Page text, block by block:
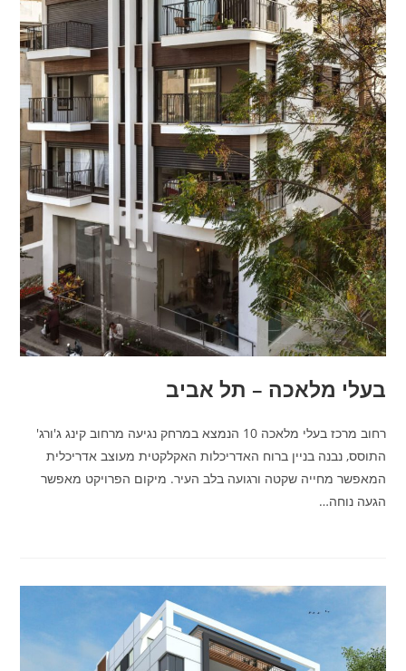
בעלי מלאכה – תל אביב
רחוב מרכז בעלי מלאכה 10 הנמצא במרחק נגיעה מרחוב קינג ג'ורג'
התוסס, נבנה בניין ברוח האדריכלות האקלקטית מעוצב אדריכלית
המאפשר מחייה שקטה ורגועה בלב העיר. מיקום הפרויקט מאפשר
הגעה נוחה…